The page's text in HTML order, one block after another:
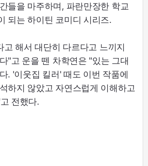
들을 마주하며, 파란만장한 학교
되는 하이틴 코미디 시리즈.
고 해서 대단히 다르다고 느끼지
"고 운을 뗀 차학연은 "있는 그대
. '이웃집 킬러' 때도 이번 작품에
하지 않았고 자연스럽게 이해하고
전했다.